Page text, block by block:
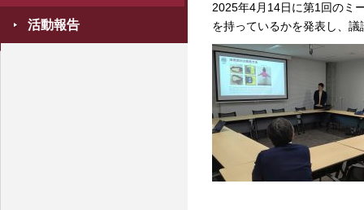
活動報告
2025年4月14日に第1回のミ
を持っているかを発表し、